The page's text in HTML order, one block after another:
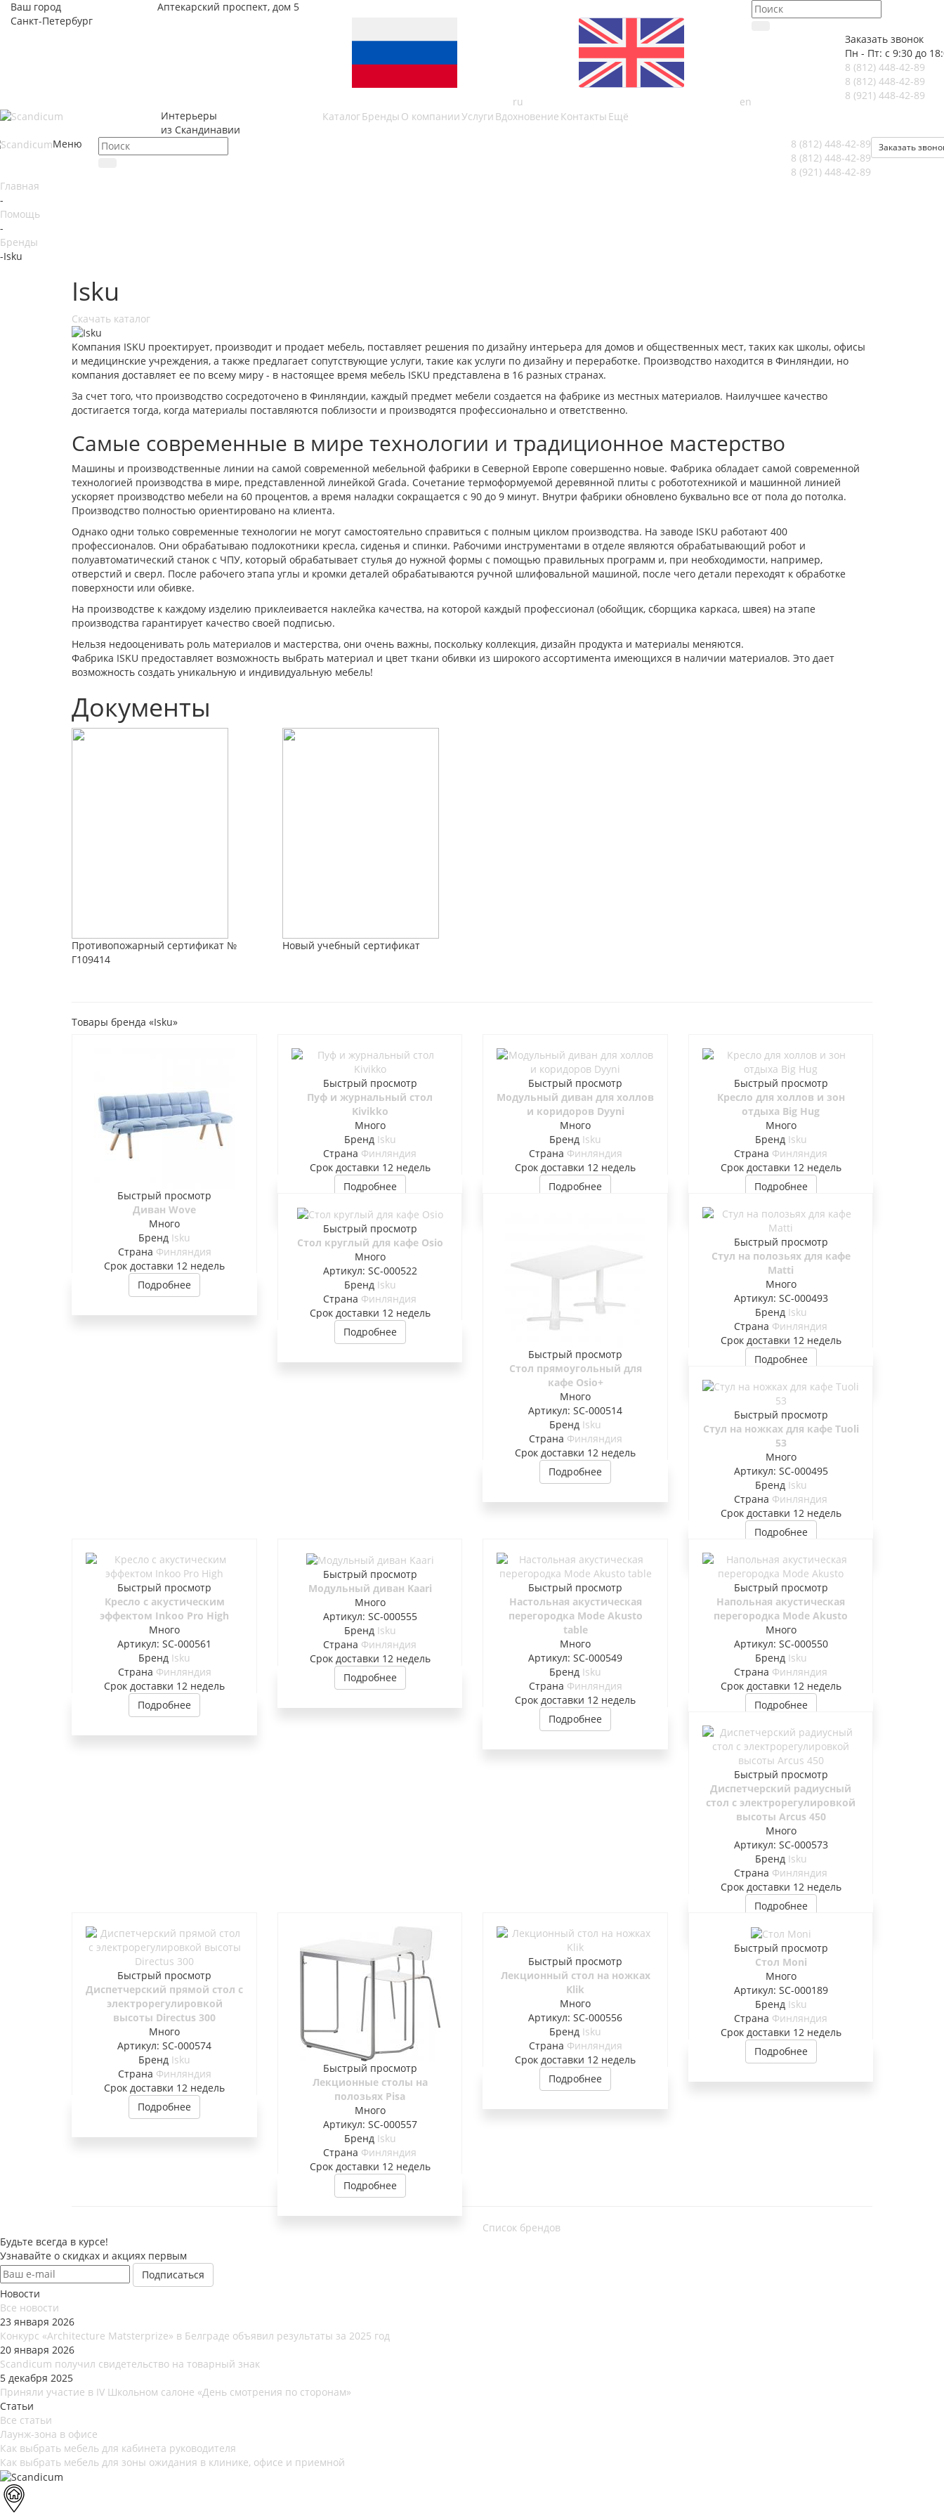
Ваш город
Санкт-Петербург
Аптекарский проспект, дом 5
ru en
Заказать звонок
Пн - Пт: с 9:30 до
8 (812) 448-42-89
8 (812) 448-42-89
8 (921) 448-42-89
Интерьеры
из Скандинавии
КаталогБренды О компанииУслуги Вдохновение Контакты Ещё
Меню Заказать
8 (812) 448-42-89
8 (812) 448-42-89
8 (921) 448-42-89
Главная
-
Помощь
-
Бренды
-Isku
Isku
Скачать каталог
Компания ISKU проектирует, производит и продает мебель, поставляет решения по дизайну интерьера для домов и общественных мест, таких как школы, офисы
и медицинские учреждения, а также предлагает сопутствующие услуги, такие как услуги по дизайну и переработке. Производство находится в Финляндии, но
компания доставляет ее по всему миру - в настоящее время мебель ISKU представлена в 16 разных странах.
За счет того, что производство сосредоточено в Финляндии, каждый предмет мебели создается на фабрике из местных материалов. Наилучшее качество
достигается тогда, когда материалы поставляются поблизости и производятся профессионально и ответственно.
Самые современные в мире технологии и традиционное мастерство
Машины и производственные линии на самой современной мебельной фабрики в Северной Европе совершенно новые. Фабрика обладает самой современной
технологией производства в мире, представленной линейкой Grada. Сочетание термоформуемой деревянной плиты с робототехникой и машинной линией
ускоряет производство мебели на 60 процентов, а время наладки сокращается с 90 до 9 минут. Внутри фабрики обновлено буквально все от пола до потолка.
Производство полностью ориентировано на клиента.
Однако одни только современные технологии не могут самостоятельно справиться с полным циклом производства. На заводе ISKU работают 400
профессионалов. Они обрабатываю подлокотники кресла, сиденья и спинки. Рабочими инструментами в отделе являются обрабатывающий робот и
полуавтоматический станок с ЧПУ, который обрабатывает стулья до нужной формы с помощью правильных программ и, при необходимости, например,
отверстий и сверл. После рабочего этапа углы и кромки деталей обрабатываются ручной шлифовальной машиной, после чего детали переходят к обработке
поверхности или обивке.
На производстве к каждому изделию приклеивается наклейка качества, на которой каждый профессионал (обойщик, сборщика каркаса, швея) на этапе
производства гарантирует качество своей подписью.
Нельзя недооценивать роль материалов и мастерства, они очень важны, поскольку коллекция, дизайн продукта и материалы меняются.
Фабрика ISKU предоставляет возможность выбрать материал и цвет ткани обивки из широкого ассортимента имеющихся в наличии материалов. Это дает
возможность создать уникальную и индивидуальную мебель!
Документы
Противопожарный сертификат №
Г109414
Новый учебный сертификат
Товары бренда «Isku»
Быстрый просмотр
Диван Wove
Много
Бренд Isku
Страна Финляндия
Cрок доставки 12 недель
Подробнее
Быстрый просмотр
Пуф и журнальный стол
Kivikko
Много
Бренд Isku
Страна Финляндия
Cрок доставки 12 недель
Подробнее
Быстрый просмотр
Модульный диван для холлов
и коридоров Dyyni
Много
Бренд Isku
Страна Финляндия
Cрок доставки 12 недель
Подробнее
Быстрый просмотр
Кресло для холлов и зон
отдыха Big Hug
Много
Бренд Isku
Страна Финляндия
Cрок доставки 12 недель
Подробнее
Быстрый просмотр
Стол круглый для кафе Osio
Много
Артикул: SC-000522
Бренд Isku
Страна Финляндия
Cрок доставки 12 недель
Подробнее
Быстрый просмотр
Стол прямоугольный для
кафе Osio+
Много
Артикул: SC-000514
Бренд Isku
Страна Финляндия
Cрок доставки 12 недель
Подробнее
Быстрый просмотр
Стул на полозьях для кафе
Matti
Много
Артикул: SC-000493
Бренд Isku
Страна Финляндия
Cрок доставки 12 недель
Подробнее
Быстрый просмотр
Стул на ножках для кафе Tuoli
53
Много
Артикул: SC-000495
Бренд Isku
Страна Финляндия
Cрок доставки 12 недель
Подробнее
Быстрый просмотр
Кресло с акустическим
эффектом Inkoo Pro High
Много
Артикул: SC-000561
Бренд Isku
Страна Финляндия
Cрок доставки 12 недель
Подробнее
Быстрый просмотр
Модульный диван Kaari
Много
Артикул: SC-000555
Бренд Isku
Страна Финляндия
Cрок доставки 12 недель
Подробнее
Быстрый просмотр
Настольная акустическая
перегородка Mode Akusto
table
Много
Артикул: SC-000549
Бренд Isku
Страна Финляндия
Cрок доставки 12 недель
Подробнее
Быстрый просмотр
Напольная акустическая
перегородка Mode Akusto
Много
Артикул: SC-000550
Бренд Isku
Страна Финляндия
Cрок доставки 12 недель
Подробнее
Быстрый просмотр
Диспетчерский радиусный
стол с электрорегулировкой
высоты Arcus 450
Много
Артикул: SC-000573
Бренд Isku
Страна Финляндия
Cрок доставки 12 недель
Подробнее
Быстрый просмотр
Диспетчерский прямой стол с
электрорегулировкой
высоты Directus 300
Много
Артикул: SC-000574
Бренд Isku
Страна Финляндия
Cрок доставки 12 недель
Подробнее
Быстрый просмотр
Лекционные столы на
полозьях Pisa
Много
Артикул: SC-000557
Бренд Isku
Страна Финляндия
Cрок доставки 12 недель
Подробнее
Быстрый просмотр
Лекционный стол на ножках
Klik
Много
Артикул: SC-000556
Бренд Isku
Страна Финляндия
Cрок доставки 12 недель
Подробнее
Быстрый просмотр
Стол Moni
Много
Артикул: SC-000189
Бренд Isku
Страна Финляндия
Cрок доставки 12 недель
Подробнее
Список брендов
Будьте всегда в курсе!
Узнавайте о скидках и акциях первым
Новости
Все новости
23 января 2026
Конкурс «Architecture Matsterprize» в Белграде объявил результаты за 2025 год
20 января 2026
Scandicum получил свидетельство на товарный знак
5 декабря 2025
Приняли участие в IV Школьном салоне «День смотрения по сторонам»
Статьи
Все статьи
Лаунж-зона в офисе
Как выбрать мебель для кабинета руководителя
Как выбрать мебель для зоны ожидания в клинике, офисе и приемной